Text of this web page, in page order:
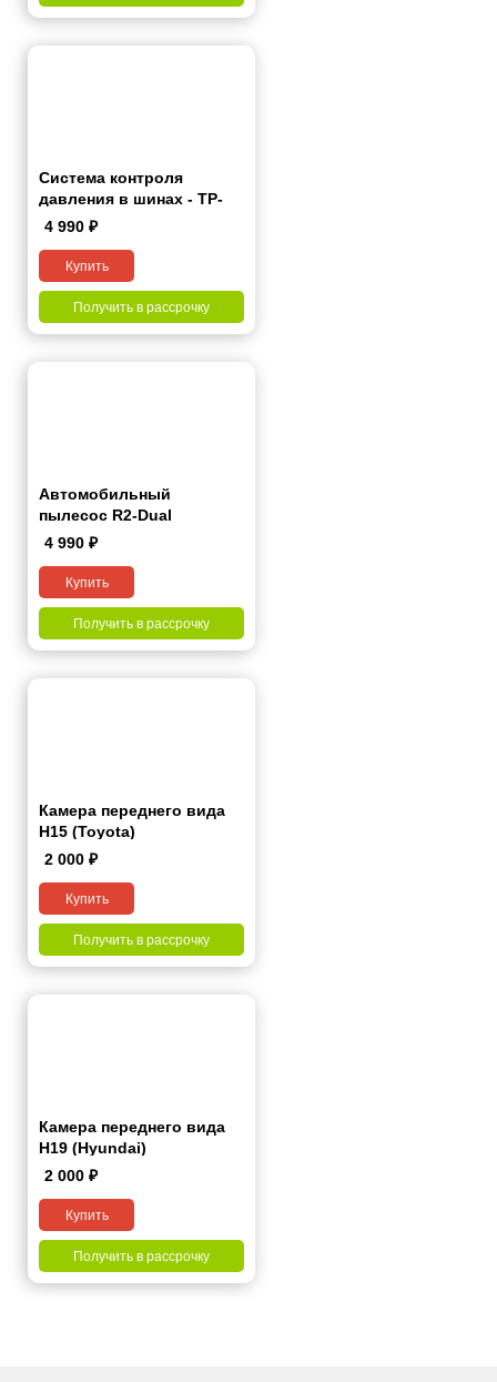
Система контроля
давления в шинах - TP-
Pro
4 990 ₽
Купить
Получить в рассрочку
Автомобильный
пылесос R2-Dual
4 990 ₽
Купить
Получить в рассрочку
Камера переднего вида
H15 (Toyota)
2 000 ₽
Купить
Получить в рассрочку
Камера переднего вида
H19 (Hyundai)
2 000 ₽
Купить
Получить в рассрочку